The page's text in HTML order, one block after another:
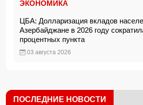
ЭКОНОМИКА
ЦБА: Долларизация вкладов
Азербайджане в 2026 году
процентных пункта
03 августа 2026
ПОСЛЕДНИЕ НОВОСТИ